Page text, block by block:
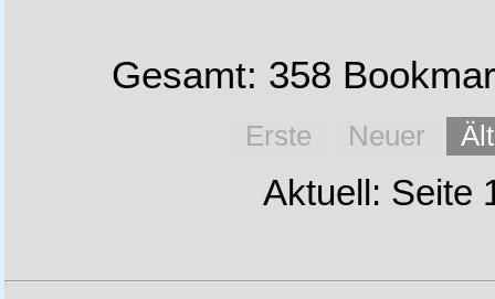
Gesamt: 358
Erste Neuer
Aktuell: Seite